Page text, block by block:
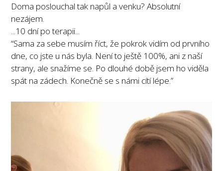
Doma poslouchal tak napůl a venku? Absolutní
nezájem.
...10 dní po terapii...
“Sama za sebe musím říct, že pokrok vidím od prvního
dne, co jste u nás byla. Není to ještě 100%, ani z naší
strany, ale snažíme se. Po dlouhé době jsem ho viděla
spát na zádech. Konečně se s námi cítí lépe.”